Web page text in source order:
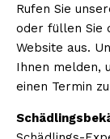
Rufen Sie
oder füllen Sie
Website aus.
Ihnen melden,
einen Termin